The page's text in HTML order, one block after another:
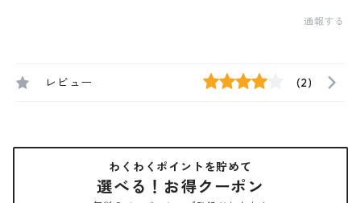
通報する
レビュー (2)
わくわくポイントを貯めて
選べる！お得クーポン